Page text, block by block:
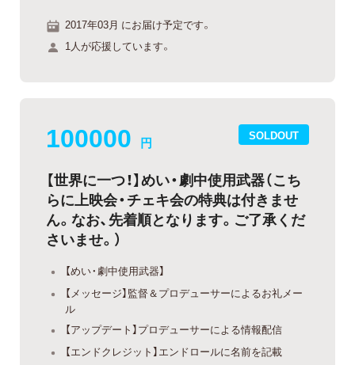
2017年03月 にお届け予定です。
1人が応援しています。
SOLDOUT
100000 円
【世界に一つ！】めい・劇中使用武器（こち
らに上映会・チェキ会の特典は付きませ
ん。なお、先着順となります。ご了承くだ
さいませ。）
【めい・劇中使用武器】
【メッセージ】監督＆プロデューサーによるお礼メー
ル
【アップデート】プロデューサーによる情報配信
【エンドクレジット】エンドロールに名前を記載